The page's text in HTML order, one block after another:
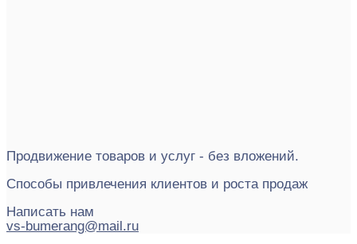
Продвижение товаров и услуг - без вложений.
Способы привлечения клиентов и роста продаж
Написать нам
vs-bumerang@mail.ru